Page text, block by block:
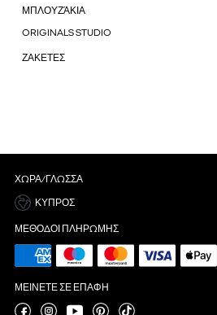
ΜΠΛΟΥΖΆΚΙΑ
ORIGINALS STUDIO
ΖΑΚΕΤΕΣ
ΧΏΡΑ/ΓΛΏΣΣΑ
ΚΎΠΡΟΣ
ΜΈΘΟΔΟΙ ΠΛΗΡΩΜΉΣ
ΜΕΊΝΕΤΕ ΣΕ ΕΠΑΦΉ